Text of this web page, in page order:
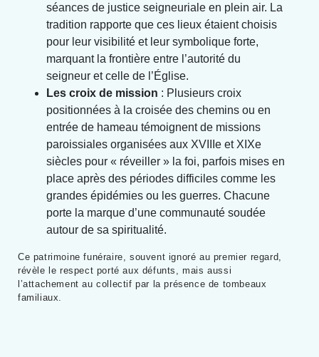
séances de justice seigneuriale en plein air. La
tradition rapporte que ces lieux étaient choisis
pour leur visibilité et leur symbolique forte,
marquant la frontière entre l’autorité du
seigneur et celle de l’Église.
Les croix de mission : Plusieurs croix
positionnées à la croisée des chemins ou en
entrée de hameau témoignent de missions
paroissiales organisées aux XVIIIe et XIXe
siècles pour « réveiller » la foi, parfois mises en
place après des périodes difficiles comme les
grandes épidémies ou les guerres. Chacune
porte la marque d’une communauté soudée
autour de sa spiritualité.
Ce patrimoine funéraire, souvent ignoré au premier regard,
révèle le respect porté aux défunts, mais aussi
l’attachement au collectif par la présence de tombeaux
familiaux.